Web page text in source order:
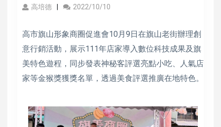
高培德 2022/10/10
高市旗山形象商圈促進會10月9日在旗山老街辦理創
意行銷活動，展示111年店家導入數位科技成果及旗
美特色遊程，同步發表神秘客評選亮點小吃、人氣店
家等金猴獎獲獎名單，透過美食評選推廣在地特色。